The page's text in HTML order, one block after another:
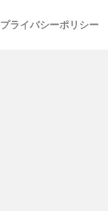
プライバシーポリシー